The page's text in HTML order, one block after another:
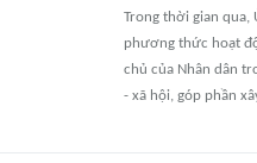
Trong thời gian qua,
phương thức hoạt
chủ của Nhân dân
- xã hội, góp phần